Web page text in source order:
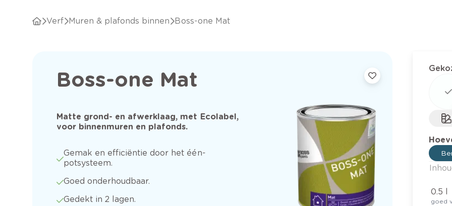
Verf Muren & plafonds binnen Boss-one Mat
Boss-one Mat
Matte grond- en afwerklaag, met Ecolabel,
voor binnenmuren en plafonds.
Gemak en efficiëntie door het één-
potsysteem.
Goed onderhoudbaar.
Gedekt in 2 lagen.
0.5 l
goed